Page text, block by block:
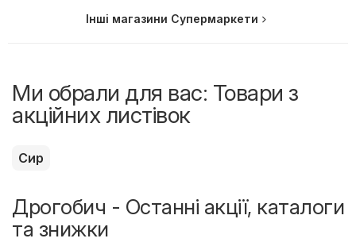
Інші магазини Супермаркети
Ми обрали для вас: Товари з
акційних листівок
Сир
Дрогобич - Останні акції, каталоги
та знижки